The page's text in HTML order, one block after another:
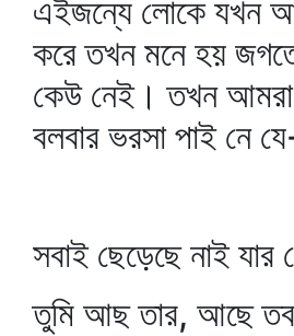
এইজন্যে লোকে যখন
করে তখন মনে হয়
কেউ নেই। তখন
বলবার ভরসা পাই নে
সবাই ছেড়েছে নাই যার
তুমি আছ তার, আছে